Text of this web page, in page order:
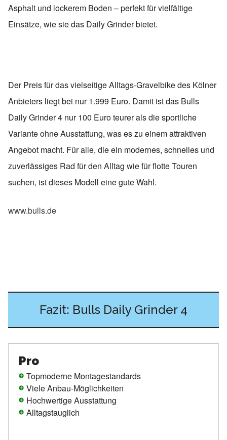
Asphalt und lockerem Boden – perfekt für vielfältige
Einsätze, wie sie das Daily Grinder bietet.
Der Preis für das vielseitige Alltags-Gravelbike des Kölner
Anbieters liegt bei nur 1.999 Euro. Damit ist das Bulls
Daily Grinder 4 nur 100 Euro teurer als die sportliche
Variante ohne Ausstattung, was es zu einem attraktiven
Angebot macht. Für alle, die ein modernes, schnelles und
zuverlässiges Rad für den Alltag wie für flotte Touren
suchen, ist dieses Modell eine gute Wahl.
www.bulls.de
Fazit: Bulls Daily Grinder 4
Pro
Topmoderne Montagestandards
Viele Anbau-Möglichkeiten
Hochwertige Ausstattung
Alltagstauglich